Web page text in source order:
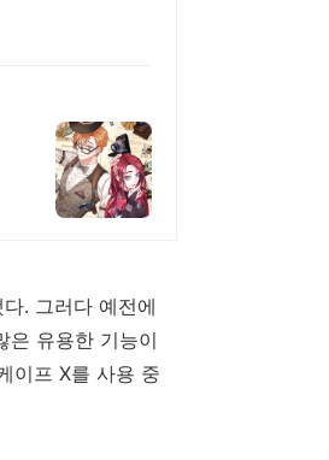
. 그러다 예전에
은 유용한 기능이
이프 X를 사용 중